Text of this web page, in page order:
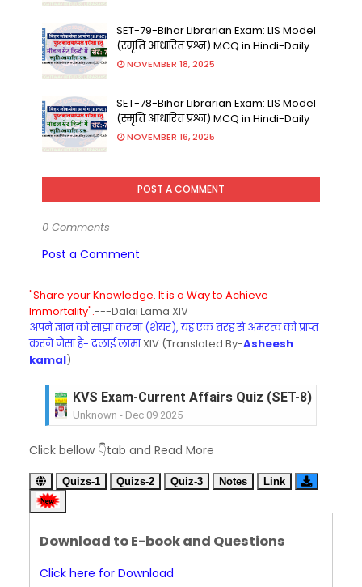
SET-79-Bihar Librarian Exam: LIS Model
(स्मृति आधारित प्रश्न) MCQ in Hindi-Daily
NOVEMBER 18, 2025
SET-78-Bihar Librarian Exam: LIS Model
(स्मृति आधारित प्रश्न) MCQ in Hindi-Daily
NOVEMBER 16, 2025
POST A COMMENT
0 Comments
Post a Comment
"Share your Knowledge. It is a Way to Achieve
Immortality".---Dalai Lama XIV
अपने ज्ञान को साझा करना (शेयर), यह एक तरह से अमरत्व को प्राप्त
करने जैसा है- दलाई लामाXIV (Translated By-Asheesh
kamal)
KVS Exam-Current Affairs Quiz (SET-8) in
Unknown - Dec 09 2025
Unknown- Dec 08 2025
KVS Exam-Current Affairs Quiz (SET-6) in
Unknown-Dec 07 2025
KVS Exam-Current Affairs Quiz (SET-4) in
KVS Exam-Current Affairs Quiz (SET-3) in Hindi
Click bellow 👇tab and Read More
Quizs-1 Quizs-2 Quiz-3 Notes Link
Download to E-book and Questions
Click here for Download